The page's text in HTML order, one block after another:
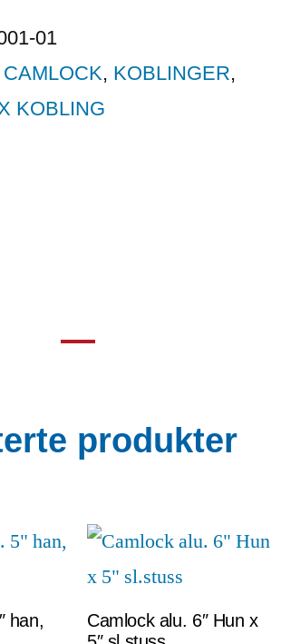
01
CAMLOCK, KOBLINGER,
KOBLING
produkter
han,
Camlock alu. 6″ Hun x